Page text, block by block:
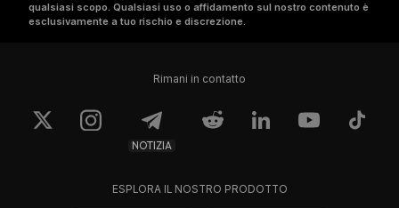
qualsiasi scopo. Qualsiasi uso o affidamento sul nostro contenuto è
esclusivamente a tuo rischio e discrezione.
Rimani in contatto
NOTIZIA
ESPLORA IL NOSTRO PRODOTTO